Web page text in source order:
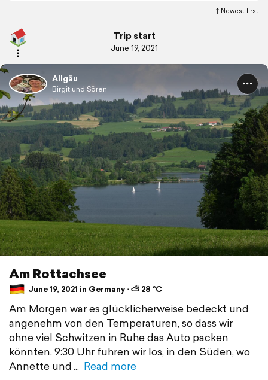
Newest first
Trip start
June 19, 2021
Allgäu
Birgit und Sören
Am Rottachsee
June 19, 2021 in Germany ⋅ ⛅ 28 °C
Am Morgen war es glücklicherweise bedeckt und
angenehm von den Temperaturen, so dass wir
ohne viel Schwitzen in Ruhe das Auto packen
könnten. 9:30 Uhr fuhren wir los, in den Süden, wo
Annette und
Read more